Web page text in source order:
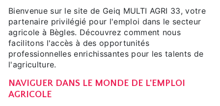
Bienvenue sur le site de Geiq MULTI AGRI 33, votre
partenaire privilégié pour l'emploi dans le secteur
agricole à Bègles. Découvrez comment nous
facilitons l'accès à des opportunités
professionnelles enrichissantes pour les talents de
l'agriculture.
NAVIGUER DANS LE MONDE DE L'EMPLOI
AGRICOLE